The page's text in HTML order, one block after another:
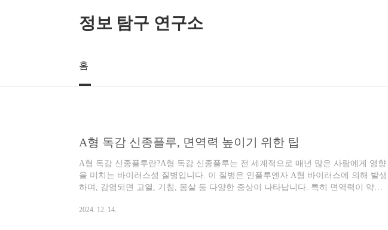
정보 탐구 연구소
홈
A형 독감 신종플루, 면역력 높이기 위한 팁
A형 독감 신종플루란?A형 독감 신종플루는 전 세계적으로 매년 많은 사람에게 영향
을 미치는 바이러스성 질병입니다. 이 질병은 인플루엔자 A형 바이러스에 의해 발생
하며, 감염되면 고열, 기침, 몸살 등 다양한 증상이 나타납니다. 특히 면역력이 약한
루를 예방하고 면역력을 높이는 방법이 많이 있습니다.A형 독감 신종플루 더 알아보
2024. 12. 14.